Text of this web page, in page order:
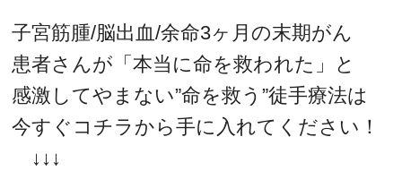
子宮筋腫/脳出血/余命3ヶ月の末期がん
患者さんが「本当に命を救われた」と
感激してやまない”命を救う”徒手療法は
今すぐコチラから手に入れてください！
↓↓↓